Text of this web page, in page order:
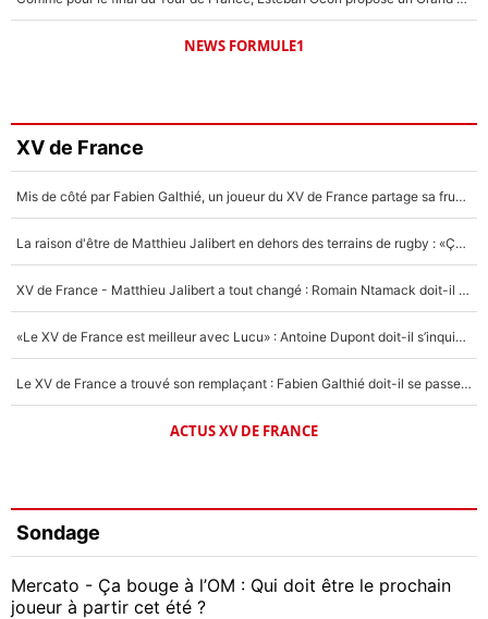
NEWS FORMULE1
XV de France
Mis de côté par Fabien Galthié, un joueur du XV de France partage sa frustration : «ils ne me l’ont pas dit tout de suite»
La raison d'être de Matthieu Jalibert en dehors des terrains de rugby : «Ça m'atteint autant que si tu touches à un membre de ma famille»
XV de France - Matthieu Jalibert a tout changé : Romain Ntamack doit-il s’inquiéter pour sa place à un an de la Coupe du monde ?
«Le XV de France est meilleur avec Lucu» : Antoine Dupont doit-il s’inquiéter pour sa place ?
Le XV de France a trouvé son remplaçant : Fabien Galthié doit-il se passer d'Antoine Dupont ?
ACTUS XV DE FRANCE
Sondage
Mercato - Ça bouge à l’OM : Qui doit être le prochain
joueur à partir cet été ?